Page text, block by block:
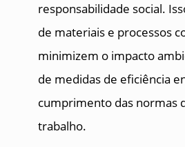
responsabilidade social.
de materiais e processos
minimizem o impacto
de medidas de eficiência
cumprimento das normas
trabalho.